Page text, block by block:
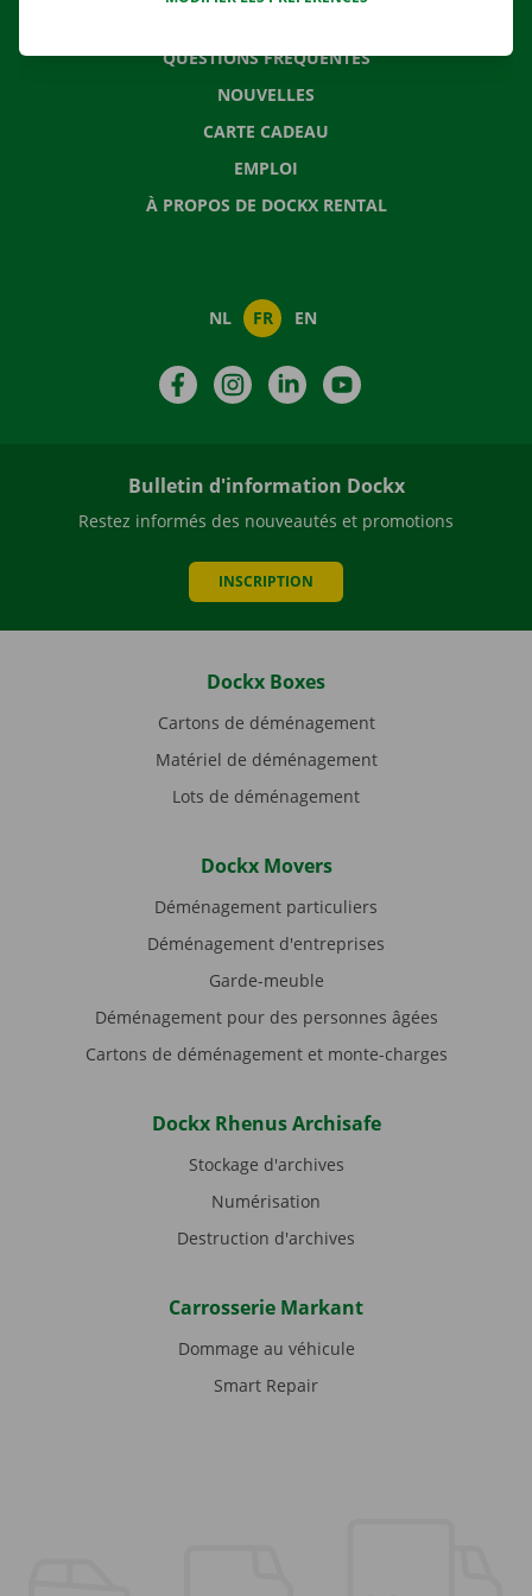
QUESTIONS FRÉQUENTES
NOUVELLES
CARTE CADEAU
EMPLOI
À PROPOS DE DOCKX RENTAL
NL FR EN
FacebookInstagramLinkedIn
Bulletin d'information Dockx
Restez informés des nouveautés et promotions
INSCRIPTION
Dockx Boxes
Cartons de déménagement
Matériel de déménagement
Lots de déménagement
Dockx Movers
Déménagement particuliers
Déménagement d'entreprises
Garde-meuble
Déménagement pour des personnes âgées
Cartons de déménagement et monte-charges
Dockx Rhenus Archisafe
Stockage d'archives
Numérisation
Destruction d'archives
Carrosserie Markant
Dommage au véhicule
Smart Repair